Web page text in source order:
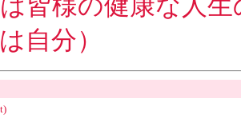
皆様の健康な人
自分）